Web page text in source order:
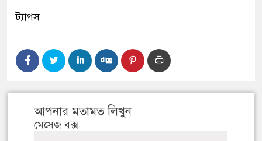
ট্যাগস
আপনার মতামত লিখুন
মেসেজ বক্স